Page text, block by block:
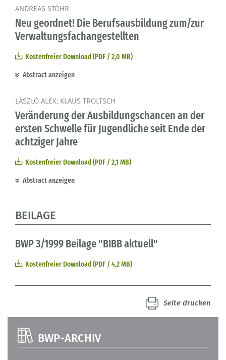
ANDREAS STÖHR
Neu geordnet! Die Berufsausbildung zum/zur
Verwaltungsfachangestellten
Kostenfreier Download (PDF / 2,0 MB)
Abstract anzeigen
LÁSZLÓ ALEX; KLAUS TROLTSCH
Veränderung der Ausbildungschancen an der
ersten Schwelle für Jugendliche seit Ende der
achtziger Jahre
Kostenfreier Download (PDF / 2,1 MB)
Abstract anzeigen
BEILAGE
BWP 3/1999 Beilage "BIBB aktuell"
Kostenfreier Download (PDF / 4,2 MB)
Seite drucken
BWP-ARCHIV